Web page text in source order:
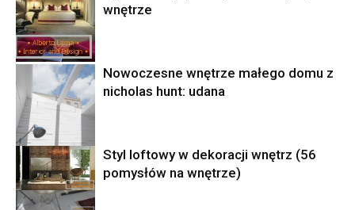
wnętrze
Nowoczesne wnętrze małego domu z
nicholas hunt: udana
Styl loftowy w dekoracji wnętrz (56
pomysłów na wnętrze)